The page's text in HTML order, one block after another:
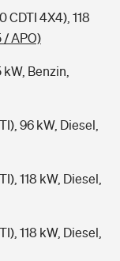
CDTI 4X4), 118
/ APO)
Benzin,
96 kW, Diesel,
118 kW, Diesel,
118 kW, Diesel,